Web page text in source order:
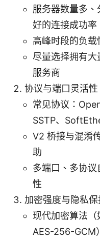
服务器数量多
好的连接成功率
高峰时段的负
尽量选择拥有大
服务商
协议与端口灵活性
常见协议：
SSTP、
V2 桥接与混淆
助
多端口、多协
性
加密强度与隐私保
现代加密算法（
AES-256-GCM